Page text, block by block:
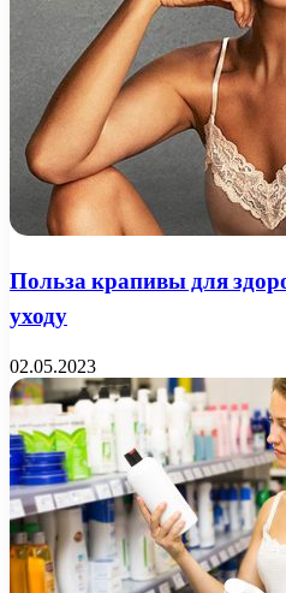
Польза крапивы для
уходу
02.05.2023